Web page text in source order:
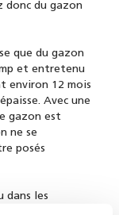
donc du gazon
que du gazon
et entretenu
environ 12 mois
Avec une
gazon est
ne se
posés
dans les